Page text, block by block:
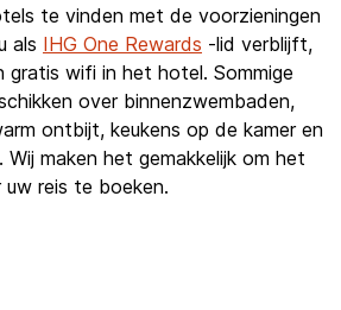
te vinden met de voorzieningen
als IHG One Rewards -lid verblijft,
wifi in het hotel. Sommige
over binnenzwembaden,
ontbijt, keukens op de kamer en
maken het gemakkelijk om het
reis te boeken.